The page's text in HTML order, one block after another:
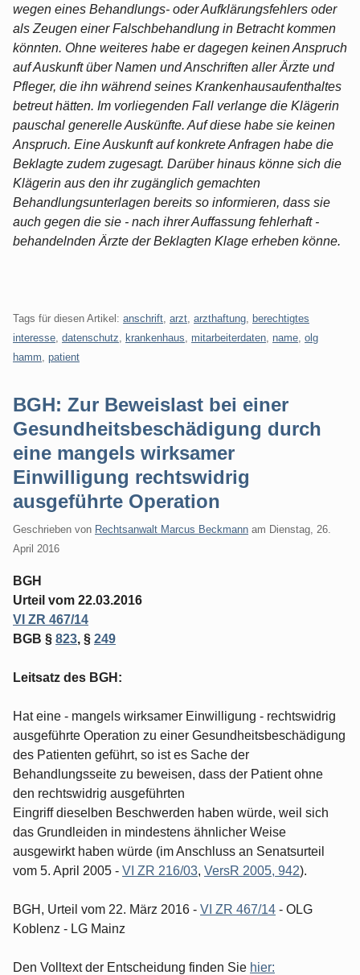
wegen eines Behandlungs- oder Aufklärungsfehlers oder
als Zeugen einer Falschbehandlung in Betracht kommen
könnten. Ohne weiteres habe er dagegen keinen Anspruch
auf Auskunft über Namen und Anschriften aller Ärzte und
Pfleger, die ihn während seines Krankenhausaufenthaltes
betreut hätten. Im vorliegenden Fall verlange die Klägerin
pauschal generelle Auskünfte. Auf diese habe sie keinen
Anspruch. Eine Auskunft auf konkrete Anfragen habe die
Beklagte zudem zugesagt. Darüber hinaus könne sich die
Klägerin aus den ihr zugänglich gemachten
Behandlungsunterlagen bereits so informieren, dass sie
auch gegen die sie - nach ihrer Auffassung fehlerhaft -
behandelnden Ärzte der Beklagten Klage erheben könne.
Tags für diesen Artikel: anschrift arzt arzthaftung
berechtigtes
interesse datenschutz krankenhaus mitarbeiterdaten name olg
hamm patient
BGH: Zur Beweislast bei einer
Gesundheitsbeschädigung durch
eine mangels wirksamer
Einwilligung rechtswidrig
ausgeführte Operation
Geschrieben von Rechtsanwalt Marcus Beckmann am Dienstag, 26.
April 2016
BGH
Urteil vom 22.03.2016
VI ZR 467/14
BGB § 823, § 249
Leitsatz des BGH:
Hat eine - mangels wirksamer Einwilligung - rechtswidrig
ausgeführte Operation zu einer Gesundheitsbeschädigung
des Patienten geführt, so ist es Sache der
Behandlungsseite zu beweisen, dass der Patient ohne
den rechtswidrig ausgeführten
Eingriff dieselben Beschwerden haben würde, weil sich
das Grundleiden in mindestens ähnlicher Weise
ausgewirkt haben würde (im Anschluss an Senatsurteil
vom 5. April 2005 - VI ZR 216/03, VersR 2005, 942).
BGH, Urteil vom 22. März 2016 - VI ZR 467/14 - OLG
Koblenz - LG Mainz
Den Volltext der Entscheidung finden Sie hier: